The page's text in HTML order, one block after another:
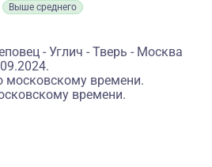
Выше среднего
- Углич - Тверь - Москва
московскому времени.
времени.